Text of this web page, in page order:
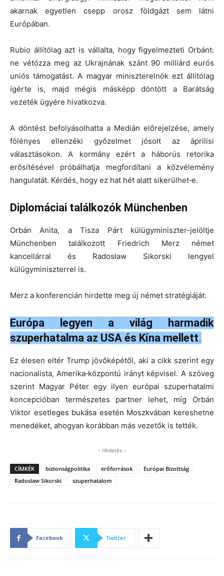
akarnak egyetlen csepp orosz földgázt sem látni
Európában.
Rubio állítólag azt is vállalta, hogy figyelmezteti Orbánt:
ne vétózza meg az Ukrajnának szánt 90 milliárd eurós
uniós támogatást. A magyar miniszterelnök ezt állítólag
ígérte is, majd mégis másképp döntött a Barátság
vezeték ügyére hivatkozva.
A döntést befolyásolhatta a Medián előrejelzése, amely
fölényes ellenzéki győzelmet jósolt az áprilisi
választásokon. A kormány ezért a háborús retorika
erősítésével próbálhatja megfordítani a közvélemény
hangulatát. Kérdés, hogy ez hat hét alatt sikerülhet‑e.
Diplomáciai találkozók Münchenben
Orbán Anita, a Tisza Párt külügyminiszter-jelöltje
Münchenben találkozott Friedrich Merz német
kancellárral és Radosław Sikorski lengyel
külügyminiszterrel is.
Merz a konferencián hirdette meg új német stratégiáját:
Európa legyen a világ harmadik
szuperhatalma az USA és Kína mellett.
Ez élesen eltér Trump jövőképétől, aki a cikk szerint egy
nacionalista, Amerika‑központú irányt képvisel. A szöveg
szerint Magyar Péter egy ilyen európai szuperhatalmi
koncepcióban természetes partner lehet, míg Orbán
Viktor esetleges bukása esetén Moszkvában kereshetne
menedéket, ahogyan korábban más vezetők is tették.
- Hirdetés -
CÍMKÉK biztonságpolitika erőforrások
Európai Bizottság
Radoslaw Sikorski
szuperhatalom
Facebook Twitter